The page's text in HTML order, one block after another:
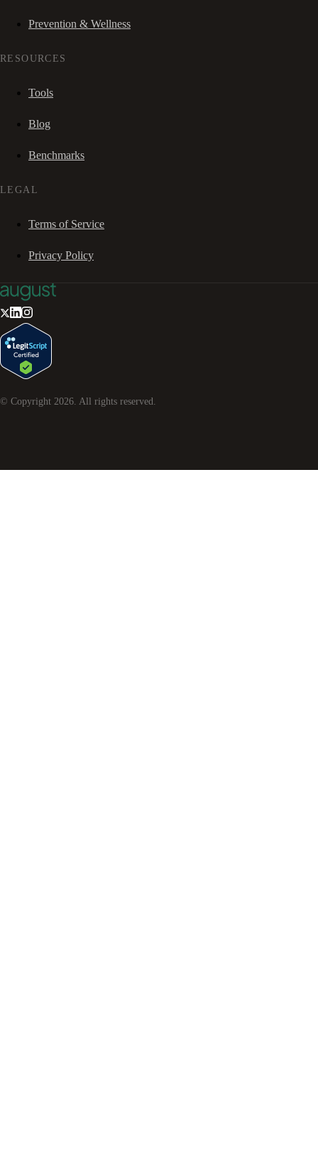
Prevention & Wellness
RESOURCES
Tools
Blog
Benchmarks
LEGAL
Terms of Service
Privacy Policy
© Copyright 2026 . All rights reserved.